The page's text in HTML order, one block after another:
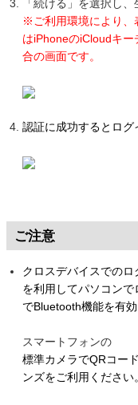
「続ける」を選択し
※ご利用環境により、
はiPhoneのiCloudキ
合の画面です。
認証に成功するとログ
ご注意
クロスデバイスでの
を利用してパソコン
でBluetooth機能を有
スマートフォンの
標準カメラでQRコー
ンズをご利用ください。